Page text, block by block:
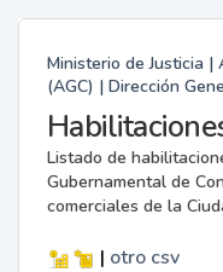
Ministerio de Justicia
(AGC) | Dirección
Listado de
Gubernamental de
comerciales de la
| otro csv